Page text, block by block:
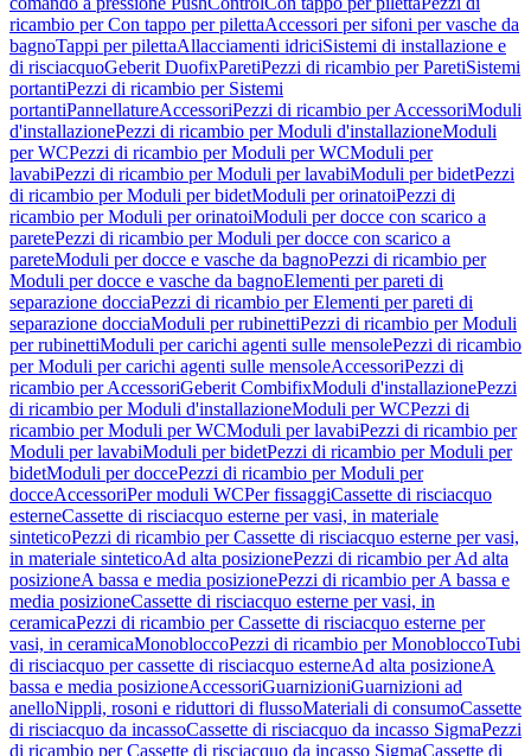
ricambio per Con tappo per pilettaAccessori per sifoni per vasche da
bagnoTappi per pilettaAllacciamenti idriciSistemi di installazione e
di risciacquoGeberit DuofixParetiPezzi di ricambio per ParetiSistemi
portantiPezzi di ricambio per Sistemi
portantiPannellatureAccessoriPezzi di ricambio per AccessoriModuli
d'installazionePezzi di ricambio per Moduli d'installazioneModuli
per WCPezzi di ricambio per Moduli per WCModuli per
lavabiPezzi di ricambio per Moduli per lavabiModuli per bidetPezzi
di ricambio per Moduli per bidetModuli per orinatoiPezzi di
ricambio per Moduli per orinatoiModuli per docce con scarico a
paretePezzi di ricambio per Moduli per docce con scarico a
pareteModuli per docce e vasche da bagnoPezzi di ricambio per
Moduli per docce e vasche da bagnoElementi per pareti di
separazione docciaPezzi di ricambio per Elementi per pareti di
separazione docciaModuli per rubinettiPezzi di ricambio per Moduli
per rubinettiModuli per carichi agenti sulle mensolePezzi di ricambio
per Moduli per carichi agenti sulle mensoleAccessoriPezzi di
ricambio per AccessoriGeberit CombifixModuli d'installazionePezzi
di ricambio per Moduli d'installazioneModuli per WCPezzi di
ricambio per Moduli per WCModuli per lavabiPezzi di ricambio per
Moduli per lavabiModuli per bidetPezzi di ricambio per Moduli per
bidetModuli per doccePezzi di ricambio per Moduli per
docceAccessoriPer moduli WCPer fissaggiCassette di risciacquo
esterneCassette di risciacquo esterne per vasi, in materiale
sinteticoPezzi di ricambio per Cassette di risciacquo esterne per vasi,
in materiale sinteticoAd alta posizionePezzi di ricambio per Ad alta
posizioneA bassa e media posizionePezzi di ricambio per A bassa e
media posizioneCassette di risciacquo esterne per vasi, in
ceramicaPezzi di ricambio per Cassette di risciacquo esterne per
vasi, in ceramicaMonobloccoPezzi di ricambio per MonobloccoTubi
di risciacquo per cassette di risciacquo esterneAd alta posizioneA
bassa e media posizioneAccessoriGuarnizioniGuarnizioni ad
anelloNippli, rosoni e riduttori di flussoMateriali di consumoCassette
di risciacquo da incassoCassette di risciacquo da incasso SigmaPezzi
di ricambio per Cassette di risciacquo da incasso SigmaCassette di